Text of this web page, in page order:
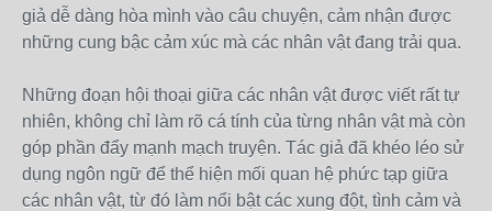
giả dễ dàng hòa mình vào câu chuyện, cảm nhận được
những cung bậc cảm xúc mà các nhân vật đang trải qua.
Những đoạn hội thoại giữa các nhân vật được viết rất tự
nhiên, không chỉ làm rõ cá tính của từng nhân vật mà còn
góp phần đẩy mạnh mạch truyện. Tác giả đã khéo léo sử
dụng ngôn ngữ để thể hiện mối quan hệ phức tạp giữa
các nhân vật, từ đó làm nổi bật các xung đột, tình cảm và